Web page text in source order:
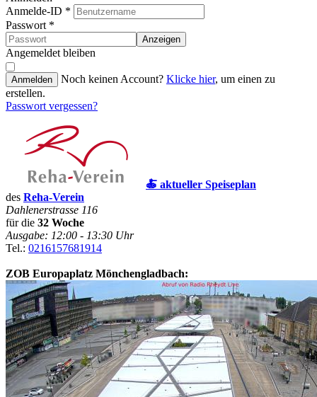
Anmelde-ID *
Passwort *
Anzeigen
Angemeldet bleiben
Anmelden Noch keinen Account? Klicke hier, um einen zu
erstellen.
Passwort vergessen?
🍝 aktueller Speiseplan
des Reha-Verein
Dahlenerstrasse 116
für die 32 Woche
Ausgabe: 12:00 - 13:30 Uhr
Tel.: 0216157681914
ZOB Europaplatz Mönchengladbach: